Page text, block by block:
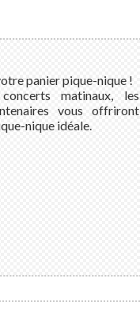
panier pique-nique !
matinaux, les
vous offriront
nique idéale.